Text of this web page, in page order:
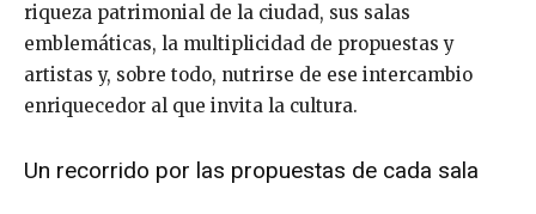
riqueza patrimonial de la ciudad, sus salas
emblemáticas, la multiplicidad de propuestas y
artistas y, sobre todo, nutrirse de ese intercambio
enriquecedor al que invita la cultura.
Un recorrido por las propuestas de cada sala